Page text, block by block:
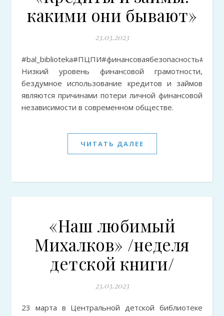
какими они бывают»
23.03.2023
#bal_biblioteka#ПЦПИ#финансоваябезопасность#кредиты
Низкий уровень финансовой грамотности,
бездумное использование кредитов и займов
являются причинами потери личной финансовой
независимости в современном обществе.
ЧИТАТЬ ДАЛЕЕ
«Наш любимый
Михалков» /неделя
детской книги/
23.03.2023
23 марта в Центральной детской библиотеке